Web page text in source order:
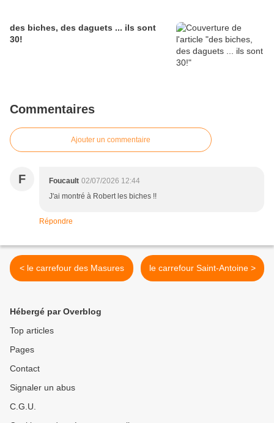
des biches, des daguets ... ils sont
30!
Commentaires
Ajouter un commentaire
F Foucault 02/07/2026 12:44
J'ai montré à Robert les biches !!
Répondre
< le carrefour des Masures le carrefour Saint-Antoine >
Hébergé par Overblog
Top articles
Pages
Contact
Signaler un abus
C.G.U.